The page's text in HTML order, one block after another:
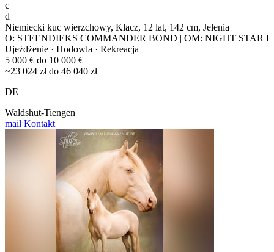
c
d
Niemiecki kuc wierzchowy, Klacz, 12 lat, 142 cm, Jelenia
O: STEENDIEKS COMMANDER BOND | OM: NIGHT STAR I
Ujeżdżenie · Hodowla · Rekreacja
5 000 € do 10 000 €
~23 024 zł do 46 040 zł
DE
Waldshut-Tiengen
mail Kontakt